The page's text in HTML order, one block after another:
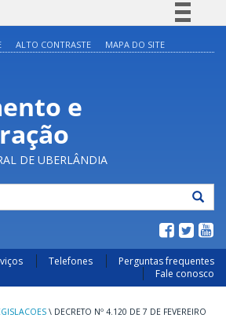
Acesso à informação
ALTO CONTRASTE MAPA DO SITE
e
DE UBERLÂNDIA
Telefones
Perguntas frequentes
Fale conosco
\ DECRETO Nº 4.120 DE 7 DE FEVEREIRO